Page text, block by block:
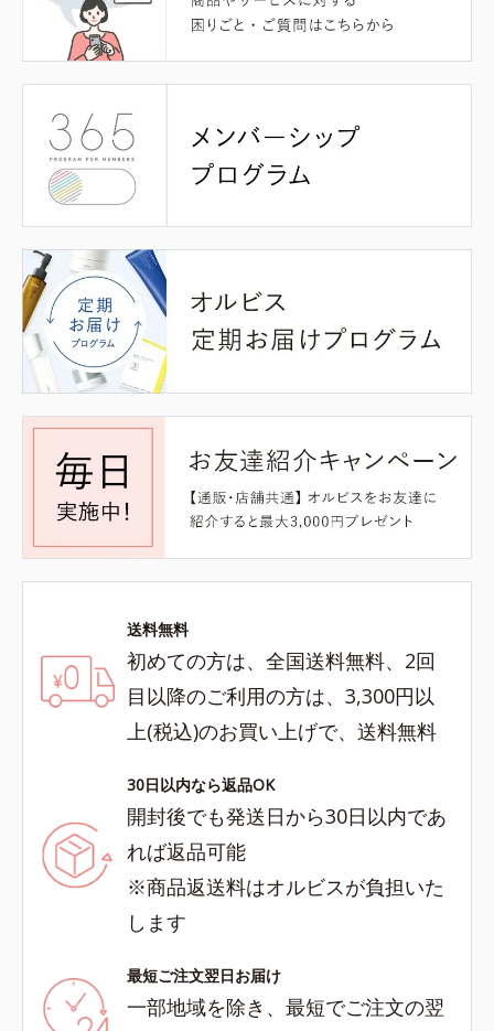
送料無料
初めての方は、全国送料無料、2回
目以降のご利用の方は、3,300円以
上(税込)のお買い上げで、送料無料
30日以内なら返品OK
開封後でも発送日から30日以内であ
れば返品可能
※商品返送料はオルビスが負担いた
します
最短ご注文翌日お届け
一部地域を除き、最短でご注文の翌